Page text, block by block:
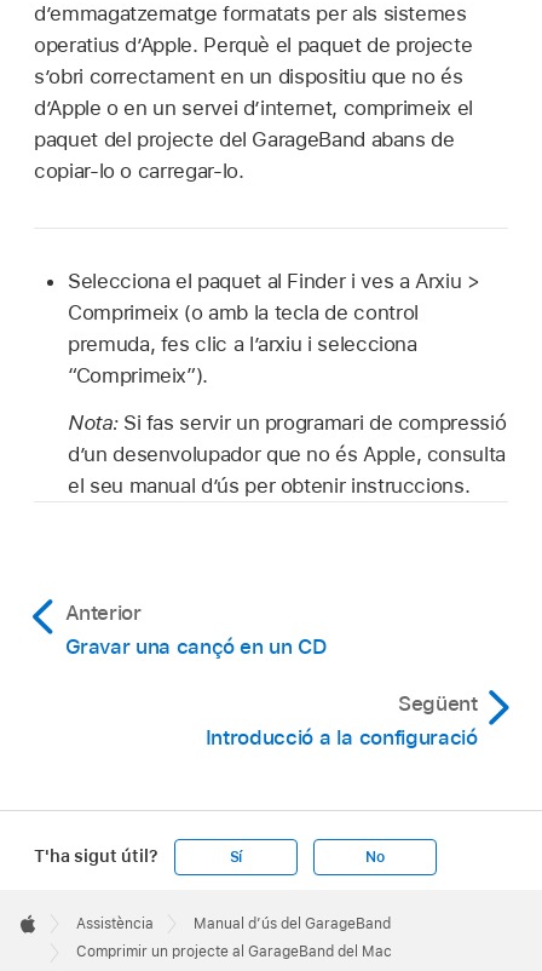
d’emmagatzematge formatats per als sistemes
operatius d’Apple. Perquè el paquet de projecte
s’obri correctament en un dispositiu que no és
d’Apple o en un servei d’internet, comprimeix el
paquet del projecte del GarageBand abans de
copiar-lo o carregar-lo.
Selecciona el paquet al Finder i ves a Arxiu >
Comprimeix (o amb la tecla de control
premuda, fes clic a l’arxiu i selecciona
“Comprimeix”).
Nota: Si fas servir un programari de compressió
d’un desenvolupador que no és Apple, consulta
el seu manual d’ús per obtenir instruccions.
Anterior
Gravar una cançó en un CD
Següent
Introducció a la configuració
T'ha sigut útil? Sí No
Footer

Apple
Assistència
Manual d’ús del GarageBand
Comprimir un projecte al GarageBand del Mac